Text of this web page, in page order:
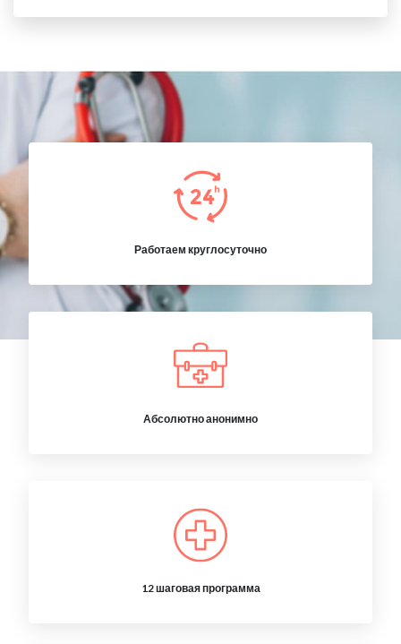
Работаем круглосуточно
Абсолютно анонимно
12 шаговая программа